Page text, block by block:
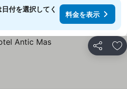
付を選択してく
料金を表示
シェア お